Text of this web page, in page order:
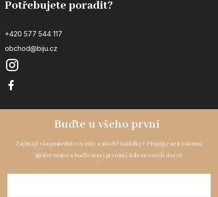
Potřebujete poradit?
+420 577 544 117
obchod@biju.cz